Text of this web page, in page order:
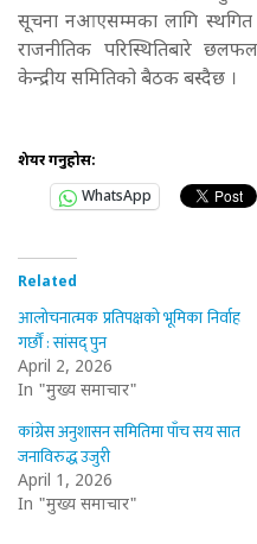
सूचना नआएसम्मका लागि स्थगित
राजनीतिक परिस्थितिबारे
केन्द्रीय समितिको बैठक बस्दैछ ।
शेयर गर्नुहोस:
WhatsApp
Related
आलोचनात्मक प्रतिपक्षको भूमिका निर्वाह
गर्छौं : सांसद् पुन
April 2, 2026
In "मुख्य समाचार"
कांग्रेस अनुशासन समितिमा पाँच सय सात
जनाविरुद्ध उजुरी
April 1, 2026
In "मुख्य समाचार"